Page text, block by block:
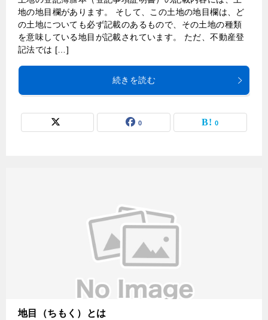
地の地目欄があります。 そして、この土地の地目欄は、ど
の土地についても必ず記載のあるもので、その土地の種類
を意味している地目が記載されています。 ただ、不動産登
記法では […]
続きを読む
0 0
地目（ちもく）とは